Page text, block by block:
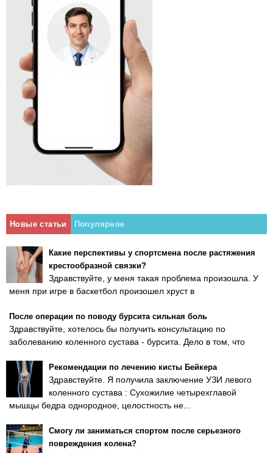
Новые статьи Популярное
Какие перспективы у спортсмена после растяжения
крестообразной связки?
Здравствуйте, у меня такая проблема произошла. У
меня при игре в баскетбол произошел хруст в
После операции по поводу бурсита сильная боль
Здравствуйте, хотелось бы получить консультацию по
заболеванию коленного сустава - бурсита. Дело в том, что
Рекомендации по лечению кисты Бейкера
Здравствуйте. Я получила заключение УЗИ левого
коленного сустава : Сухожилие четырехглавой
мышцы бедра однородное, целостность не...
Смогу ли заниматься спортом после серьезного
повреждения колена?